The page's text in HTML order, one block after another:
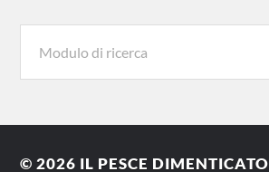
© 2026 IL PESCE DIMENTICATO